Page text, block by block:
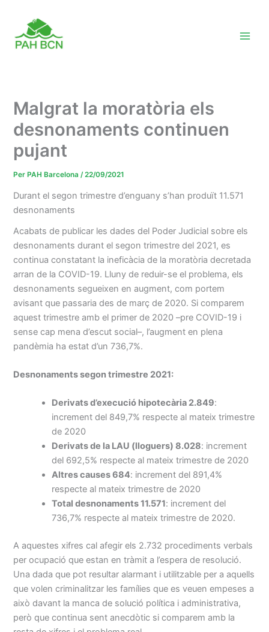
contingut
Malgrat la moratòria els
desnonaments continuen
pujant
Per PAH Barcelona/22/09/2021
Durant el segon trimestre d’enguany s’han produït 11.571
desnonaments
Acabats de publicar les dades del Poder Judicial sobre els
desnonaments durant el segon trimestre del 2021, es
continua constatant la ineficàcia de la moratòria decretada
arran de la COVID-19. Lluny de reduir-se el problema, els
desnonaments segueixen en augment, com portem
avisant que passaria des de març de 2020. Si comparem
aquest trimestre amb el primer de 2020 –pre COVID-19 i
sense cap mena d’escut social–, l’augment en plena
pandèmia ha estat d’un 736,7%.
Desnonaments segon trimestre 2021:
Derivats d’execució hipotecària 2.849:
increment del 849,7% respecte al mateix trimestre
de 2020
Derivats de la LAU (lloguers) 8.028: increment
del 692,5% respecte al mateix trimestre de 2020
Altres causes 684: increment del 891,4%
respecte al mateix trimestre de 2020
Total desnonaments 11.571: increment del
736,7% respecte al mateix trimestre de 2020.
A aquestes xifres cal afegir els 2.732 procediments verbals
per ocupació que estan en tràmit a l’espera de resolució.
Una dada que pot resultar alarmant i utilitzable per a aquells
que volen criminalitzar les famílies que es veuen empeses a
això davant la manca de solució política i administrativa,
però que continua sent anecdòtic si comparem amb la